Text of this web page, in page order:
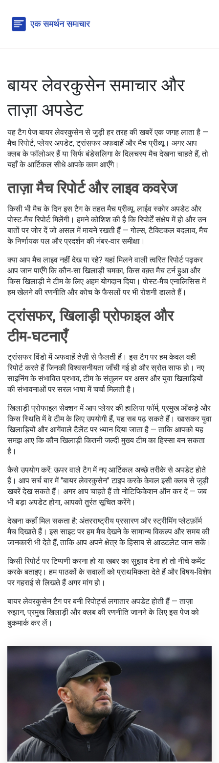
बायर लेवरकुसेन समाचार और
ताज़ा अपडेट
यह टैग पेज बायर लेवरकुसेन से जुड़ी हर तरह की खबरें एक जगह लाता है —
मैच रिपोर्ट, प्लेयर अपडेट, ट्रांसफर अफवाहें और मैच प्रीव्यू। अगर आप
क्लब के फॉलोअर हैं या सिर्फ बंडेसलिगा के दिलचस्प मैच देखना चाहते हैं, तो
यहाँ के आर्टिकल सीधे आपके काम आएँगे।
ताज़ा मैच रिपोर्ट और लाइव कवरेज
किसी भी मैच के दिन इस टैग के तहत मैच प्रीव्यू, लाईव स्कोर अपडेट और
पोस्ट‑मैच रिपोर्ट मिलेंगी। हमने कोशिश की है कि रिपोर्टें संक्षेप में हो और उन
बातों पर जोर दें जो असल में मायने रखती हैं — गोल्स, टैक्टिकल बदलाव, मैच
के निर्णायक पल और प्रदर्शन की नंबर‑वार समीक्षा।
क्या आप मैच लाइव नहीं देख पा रहे? यहां मिलने वाली त्वरित रिपोर्ट पढ़कर
आप जान पाएँगे कि कौन‑सा खिलाड़ी चमका, किस वक़्त मैच टर्न हुआ और
किस खिलाड़ी ने टीम के लिए अहम योगदान दिया। पोस्ट‑मैच एनालिसिस में
हम खेलने की रणनीति और कोच के फैसलों पर भी रोशनी डालते हैं।
ट्रांसफर, खिलाड़ी प्रोफाइल और
टीम‑घटनाएँ
ट्रांसफर विंडो में अफवाहें तेज़ी से फैलती हैं। इस टैग पर हम केवल वही
रिपोर्ट करते हैं जिनकी विश्वसनीयता जाँची गई हो और स्रोत साफ हो। नए
साइनिंग के संभावित प्रभाव, टीम के संतुलन पर असर और युवा खिलाड़‍ियों
की संभावनाओं पर सरल भाषा में चर्चा मिलती है।
खिलाड़ी प्रोफाइल सेक्शन में आप प्लेयर की हालिया फॉर्म, प्रमुख आँकड़े और
किस स्थिति में वे टीम के लिए उपयोगी हैं, यह सब पढ़ सकते हैं। खासकर युवा
खिलाड़ियों और आगेंवाले टैलेंट पर ध्यान दिया जाता है — ताकि आपको यह
समझ आए कि कौन खिलाड़ी कितनी जल्दी मुख्य टीम का हिस्सा बन सकता
है।
कैसे उपयोग करें: ऊपर वाले टैग में नए आर्टिकल अच्छे तरीके से अपडेट होते
हैं। आप सर्च बार में "बायर लेवरकुसेन" टाइप करके केवल इसी क्लब से जुड़ी
खबरें देख सकते हैं। अगर आप चाहते हैं तो नोटिफिकेशन ऑन कर दें — जब
भी बड़ा अपडेट होगा, आपको तुरंत सूचित करेंगे।
देखना कहाँ मिल सकता है: अंतरराष्ट्रीय प्रसारण और स्ट्रीमिंग प्लेटफ़ॉर्म
मैच दिखाते हैं। इस साइट पर हम मैच देखने के सामान्य विकल्प और समय की
जानकारी भी देते हैं, ताकि आप अपने क्षेत्र के हिसाब से आउटलेट जान सकें।
किसी रिपोर्ट पर टिप्पणी करना हो या खबर का सुझाव देना हो तो नीचे कमेंट
करके बताइए। हम पाठकों के सवालों को प्राथमिकता देते हैं और विषय‑विशेष
पर गहराई से लिखते हैं अगर मांग हो।
बायर लेवरकुसेन टैग पर बनी रिपोर्ट्स लगातार अपडेट होती हैं — ताज़ा
रुझान, प्रमुख खिलाड़ी और क्लब की रणनीति जानने के लिए इस पेज को
बुकमार्क कर लें।